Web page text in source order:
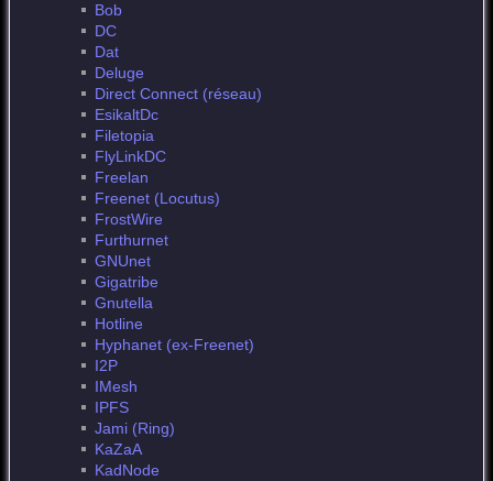
Bob
DC
Dat
Deluge
Direct Connect (réseau)
EsikaltDc
Filetopia
FlyLinkDC
Freelan
Freenet (Locutus)
FrostWire
Furthurnet
GNUnet
Gigatribe
Gnutella
Hotline
Hyphanet (ex-Freenet)
I2P
IMesh
IPFS
Jami (Ring)
KaZaA
KadNode